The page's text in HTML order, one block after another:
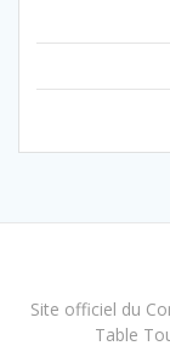
Site officiel du
Table